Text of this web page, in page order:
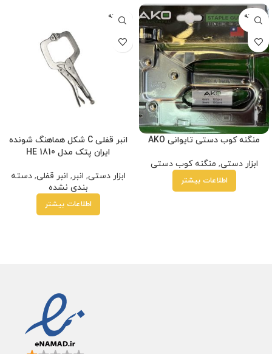
فروخته
شده
منگنه کوب دستی تایوانی AKO
ابزار دستی, منگنه کوب دستی
اطلاعات بیشتر
فروخته
شده
انبر قفلی C شکل هماهنگ شونده
ایران پتک مدل HE 1810
ابزار دستی, انبر, انبر قفلی,دسته
بندی نشده
اطلاعات بیشتر